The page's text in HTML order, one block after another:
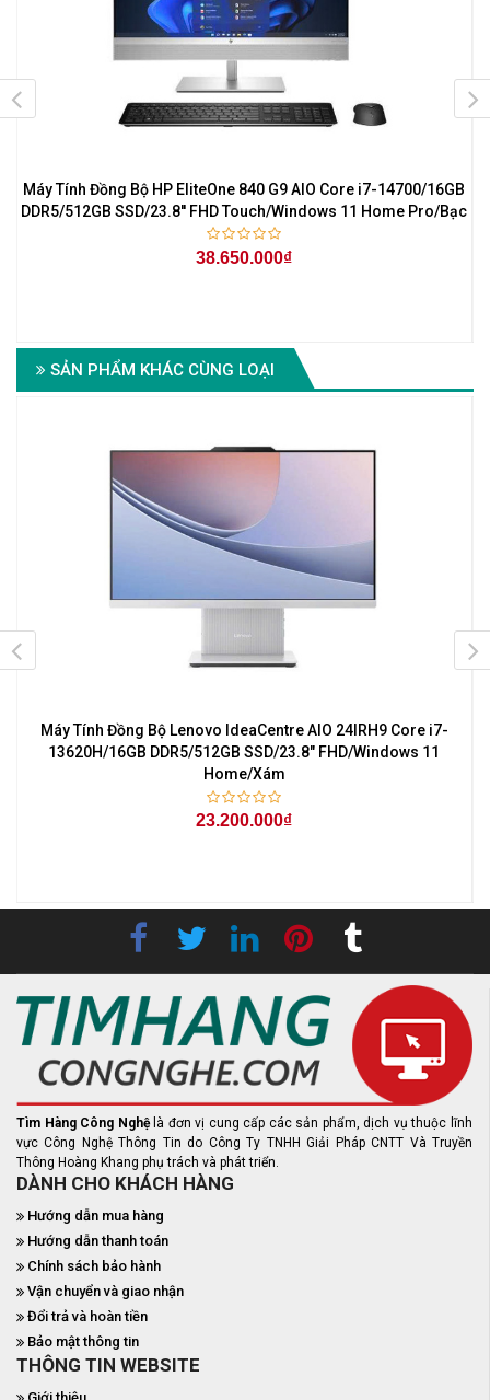
Máy Tính Đồng Bộ HP EliteOne 840 G9 AIO Core i7-14700/16GB
DDR5/512GB SSD/23.8'' FHD Touch/Windows 11 Home Pro/Bạc
38.650.000₫
SẢN PHẨM KHÁC CÙNG LOẠI
Máy Tính Đồng Bộ Lenovo IdeaCentre AIO 24IRH9 Core i7-
13620H/16GB DDR5/512GB SSD/23.8" FHD/Windows 11
Home/Xám
23.200.000₫
Tìm Hàng Công Nghệ là đơn vị cung cấp các sản phẩm, dịch vụ thuộc lĩnh
vực Công Nghệ Thông Tin do Công Ty TNHH Giải Pháp CNTT Và Truyền
Thông Hoàng Khang phụ trách và phát triển.
DÀNH CHO KHÁCH HÀNG
Hướng dẫn mua hàng
Hướng dẫn thanh toán
Chính sách bảo hành
Vận chuyển và giao nhận
Đổi trả và hoàn tiền
Bảo mật thông tin
THÔNG TIN WEBSITE